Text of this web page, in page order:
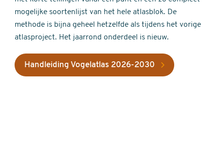
mogelijke soortenlijst van het hele atlasblok. De
methode is bijna geheel hetzelfde als tijdens het vorige
atlasproject. Het jaarrond onderdeel is nieuw.
Handleiding Vogelatlas 2026-2030